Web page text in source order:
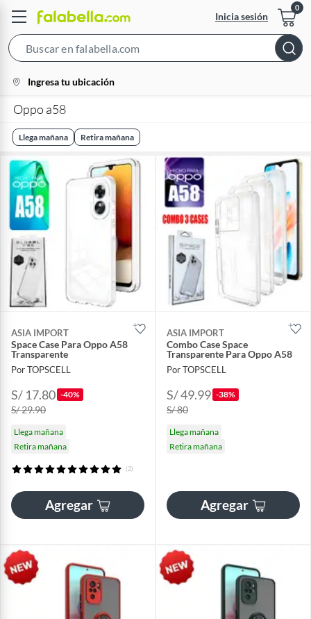
Inicia sesión
Bar
location-
icon
Ingresa tu ubicación
Oppo a58
Llega mañana Retira mañana
ASIA IMPORT
Space Case Para Oppo A58
Transparente
Por TOPSCELL
S/ 17.80 -40%
S/ 29.90
Llega mañana
Retira mañana
(2)
Agregar
ASIA IMPORT
Combo Case Space
Transparente Para Oppo A58
Por TOPSCELL
S/ 49.99 -38%
S/ 80
Llega mañana
Retira mañana
Agregar